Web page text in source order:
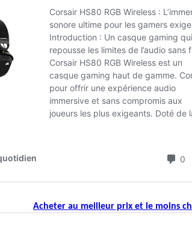
Acheter au meilleur prix et le moins